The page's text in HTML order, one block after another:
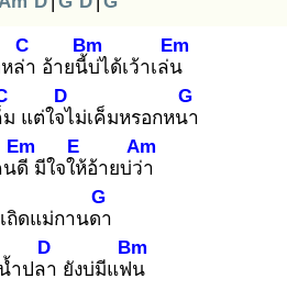
ล่า
C
อ้ายนี้บ่
Bm
ได้เว้าเล่น
Em
แต่ใจไ
D
ม่เค็มหรอกหนา
G
นดี
Em
มีใจให้
E
อ้ายบ่ว่า
Am
เถิดแม่กานดา
G
ำปลา
D
ยังบ่มีแฟน
Bm